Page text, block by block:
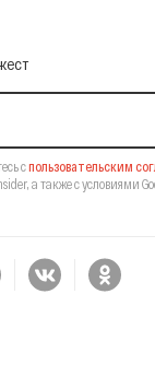
рассылку
спользовательским
а также с условиями